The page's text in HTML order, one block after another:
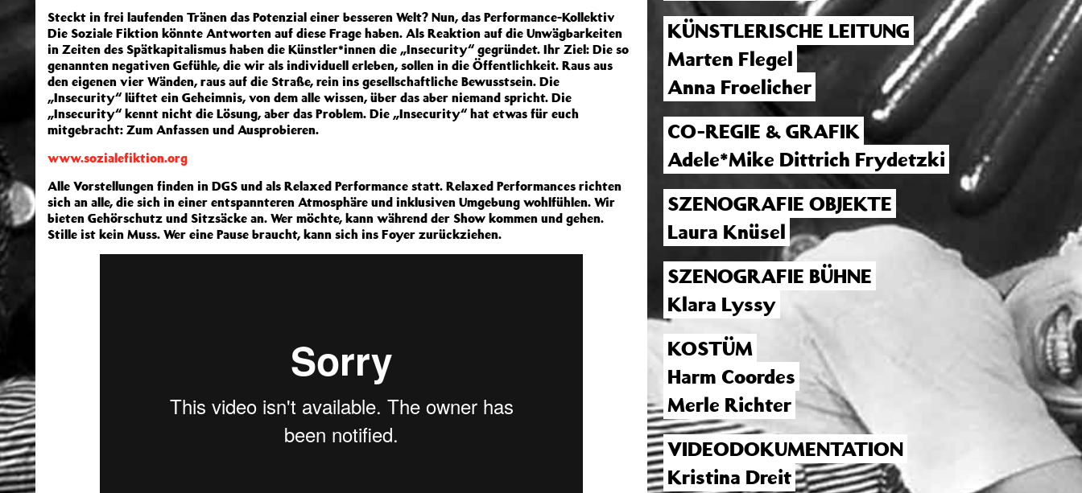
Steckt in frei laufenden Tränen das Potenzial einer besseren Welt? Nun, das Performance-Kollektiv
Die Soziale Fiktion könnte Antworten auf diese Frage haben. Als Reaktion auf die Unwägbarkeiten
in Zeiten des Spätkapitalismus haben die Künstler*innen die „Insecurity“ gegründet. Ihr Ziel: Die so
genannten negativen Gefühle, die wir als individuell erleben, sollen in die Öffentlichkeit. Raus aus
den eigenen vier Wänden, raus auf die Straße, rein ins gesellschaftliche Bewusstsein. Die
„Insecurity“ lüftet ein Geheimnis, von dem alle wissen, über das aber niemand spricht. Die
„Insecurity“ kennt nicht die Lösung, aber das Problem. Die „Insecurity“ hat etwas für euch
mitgebracht: Zum Anfassen und Ausprobieren.
www.sozialefiktion.org
Alle Vorstellungen finden in DGS und als Relaxed Performance statt. Relaxed Performances richten
sich an alle, die sich in einer entspannteren Atmosphäre und inklusiven Umgebung wohlfühlen. Wir
bieten Gehörschutz und Sitzsäcke an. Wer möchte, kann während der Show kommen und gehen.
Stille ist kein Muss. Wer eine Pause braucht, kann sich ins Foyer zurückziehen.
KÜNSTLERISCHE LEITUNG
Marten Flegel
Anna Froelicher
CO-REGIE & GRAFIK
Adele*Mike Dittrich Frydetzki
SZENOGRAFIE OBJEKTE
Laura Knüsel
SZENOGRAFIE BÜHNE
Klara Lyssy
KOSTÜM
Harm Coordes
Merle Richter
VIDEODOKUMENTATION
Kristina Dreit